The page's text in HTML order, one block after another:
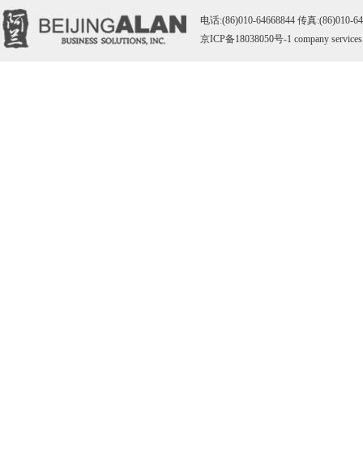
电话:(86)010-64668844 传真:(86)010-
京ICP备18038050号-1 company